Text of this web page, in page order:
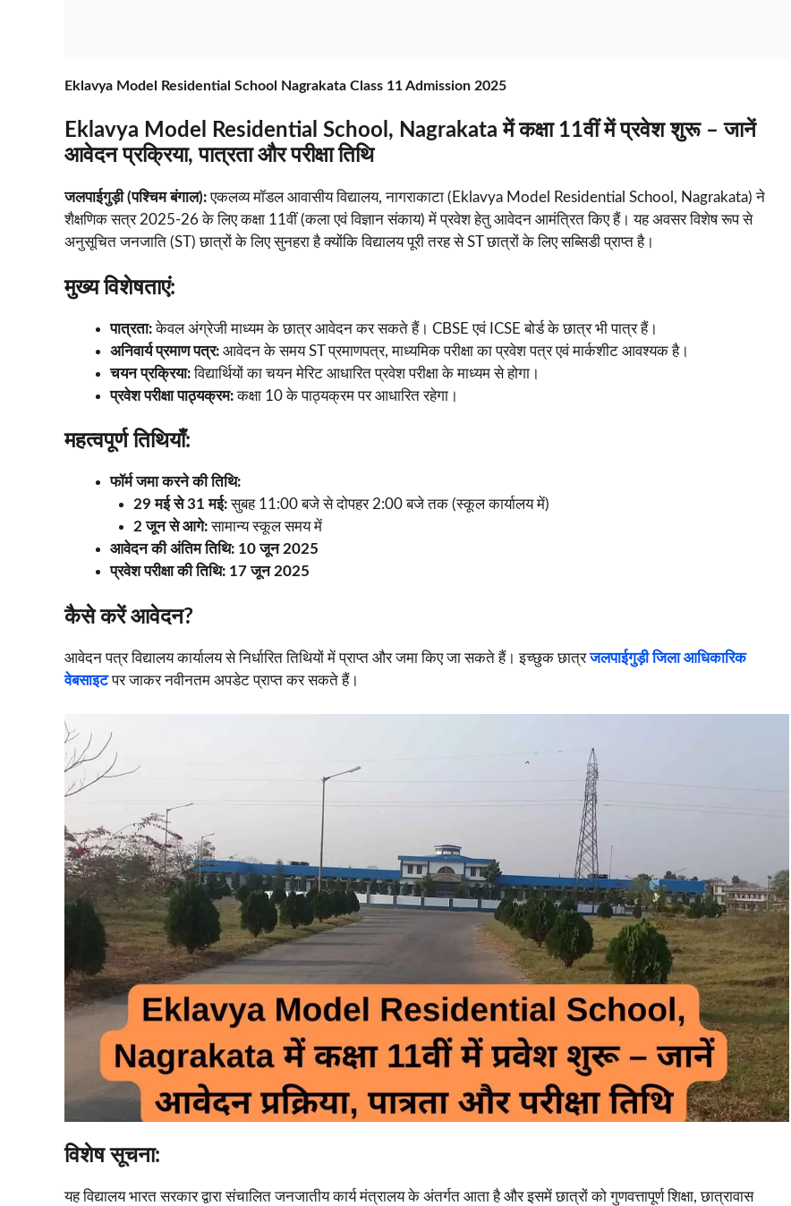
Eklavya Model Residential School Nagrakata Class 11 Admission 2025
Eklavya Model Residential School, Nagrakata में कक्षा 11वीं में प्रवेश शुरू – जानें
आवेदन प्रक्रिया, पात्रता और परीक्षा तिथि
जलपाईगुड़ी (पश्चिम बंगाल):एकलव्य मॉडल आवासीय विद्यालय, नागराकाटा (Eklavya Model Residential School, Nagrakata) ने
शैक्षणिक सत्र 2025-26 के लिए कक्षा 11वीं (कला एवं विज्ञान संकाय) में प्रवेश हेतु आवेदन आमंत्रित किए हैं। यह अवसर विशेष रूप से
अनुसूचित जनजाति (ST) छात्रों के लिए सुनहरा है क्योंकि विद्यालय पूरी तरह से ST छात्रों के लिए सब्सिडी प्राप्त है।
मुख्य विशेषताएं:
पात्रता:केवल अंग्रेजी माध्यम के छात्र आवेदन कर सकते हैं। CBSE एवं ICSE बोर्ड के छात्र भी पात्र हैं।
अनिवार्य प्रमाण पत्र: आवेदन के समय ST प्रमाणपत्र, माध्यमिक परीक्षा का प्रवेश पत्र एवं मार्कशीट आवश्यक है।
चयन प्रक्रिया:विद्यार्थियों का चयन मेरिट आधारित प्रवेश परीक्षा के माध्यम से होगा।
प्रवेश परीक्षा पाठ्यक्रम:कक्षा 10 के पाठ्यक्रम पर आधारित रहेगा।
महत्वपूर्ण तिथियाँ:
फॉर्म जमा करने की तिथि:
29 मई से 31 मई:सुबह 11:00 बजे से दोपहर 2:00 बजे तक (स्कूल कार्यालय में)
2 जून से आगे:सामान्य स्कूल समय में
आवेदन की अंतिम तिथि: 10 जून 2025
प्रवेश परीक्षा की तिथि: 17 जून 2025
कैसे करें आवेदन?
आवेदन पत्र विद्यालय कार्यालय से निर्धारित तिथियों में प्राप्त और जमा किए जा सकते हैं। इच्छुक छात्रजलपाईगुड़ी जिला आधिकारिक
वेबसाइटपर जाकर नवीनतम अपडेट प्राप्त कर सकते हैं।
विशेष सूचना:
यह विद्यालय भारत सरकार द्वारा संचालित जनजातीय कार्य मंत्रालय के अंतर्गत आता है और इसमें छात्रों को गुणवत्तापूर्ण शिक्षा, छात्रावास